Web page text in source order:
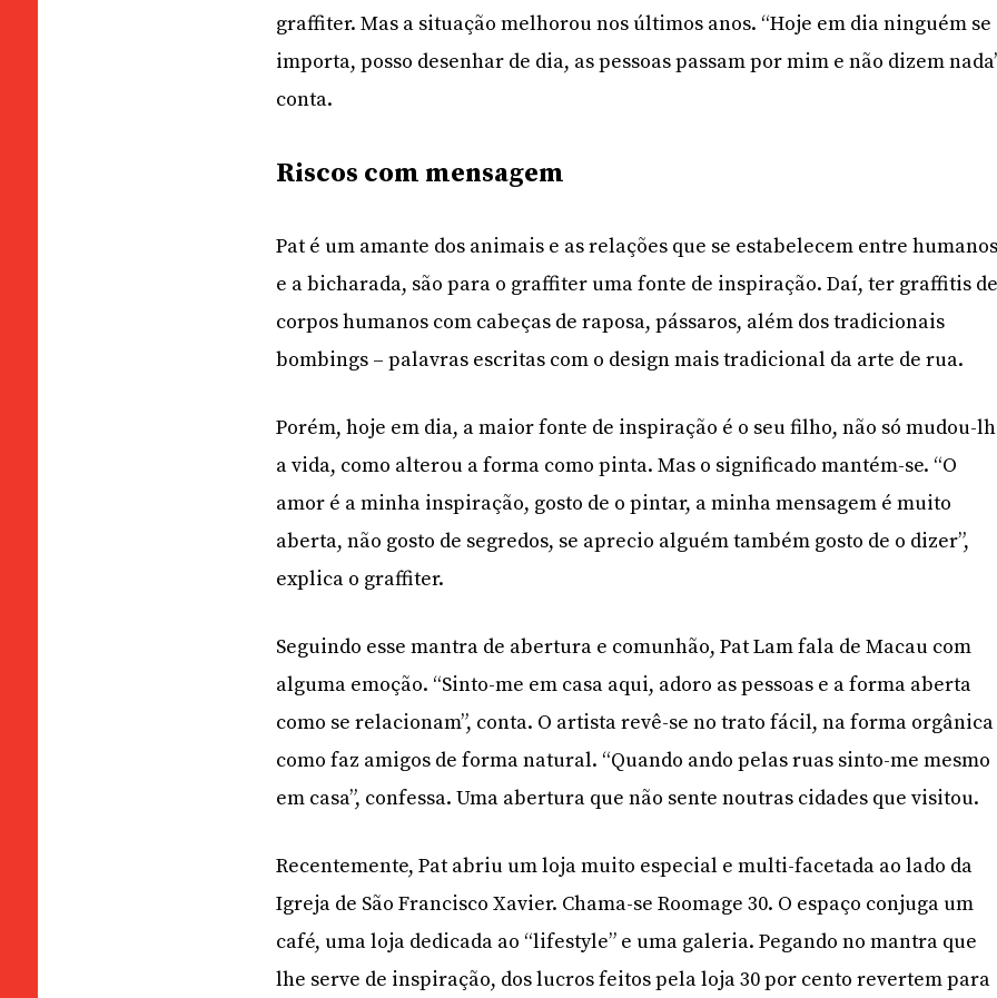
graffiter. Mas a situação melhorou nos últimos anos. “Hoje em dia ninguém se
importa, posso desenhar de dia, as pessoas passam por mim e não dizem
conta.
Riscos com mensagem
Pat é um amante dos animais e as relações que se estabelecem entre
e a bicharada, são para o graffiter uma fonte de inspiração. Daí, ter graffitis
corpos humanos com cabeças de raposa, pássaros, além dos tradicionais
bombings – palavras escritas com o design mais tradicional da arte de rua.
Porém, hoje em dia, a maior fonte de inspiração é o seu filho, não só mudou-
a vida, como alterou a forma como pinta. Mas o significado mantém-se. “O
amor é a minha inspiração, gosto de o pintar, a minha mensagem é muito
aberta, não gosto de segredos, se aprecio alguém também gosto de o dizer”,
explica o graffiter.
Seguindo esse mantra de abertura e comunhão, Pat Lam fala de Macau com
alguma emoção. “Sinto-me em casa aqui, adoro as pessoas e a forma aberta
como se relacionam”, conta. O artista revê-se no trato fácil, na forma orgânica
como faz amigos de forma natural. “Quando ando pelas ruas sinto-me mesmo
em casa”, confessa. Uma abertura que não sente noutras cidades que visitou.
Recentemente, Pat abriu um loja muito especial e multi-facetada ao lado da
Igreja de São Francisco Xavier. Chama-se Roomage 30. O espaço conjuga um
café, uma loja dedicada ao “lifestyle” e uma galeria. Pegando no mantra que
lhe serve de inspiração, dos lucros feitos pela loja 30 por cento revertem para